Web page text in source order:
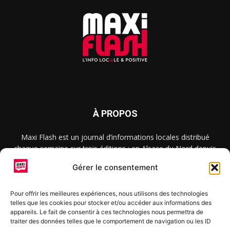
Gérer le consentement
Pour offrir les meilleures expériences, nous utilisons des technologies
telles que les cookies pour stocker et/ou accéder aux informations des
appareils. Le fait de consentir à ces technologies nous permettra de
traiter des données telles que le comportement de navigation ou les ID
À PROPOS
Maxi Flash est un journal d’informations locales distribué
chaque semaine sur trois éditions : en Alsace du Nord depuis
2015, dans les secteurs d’Obernai-Molsheim-Erstein depuis
2022, et à Colmar, Vignoble et Plaine depuis 2023.
SUIVEZ-NOUS